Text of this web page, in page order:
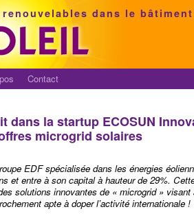
dans le bâtiment
Contact
dans la startup ECOSUN
microgrid solaires
EDF spécialisée dans les énergies
et entre à son capital à hauteur de 29%.
solutions innovantes de « microgrid » visant
apte à doper l’activité internationale !